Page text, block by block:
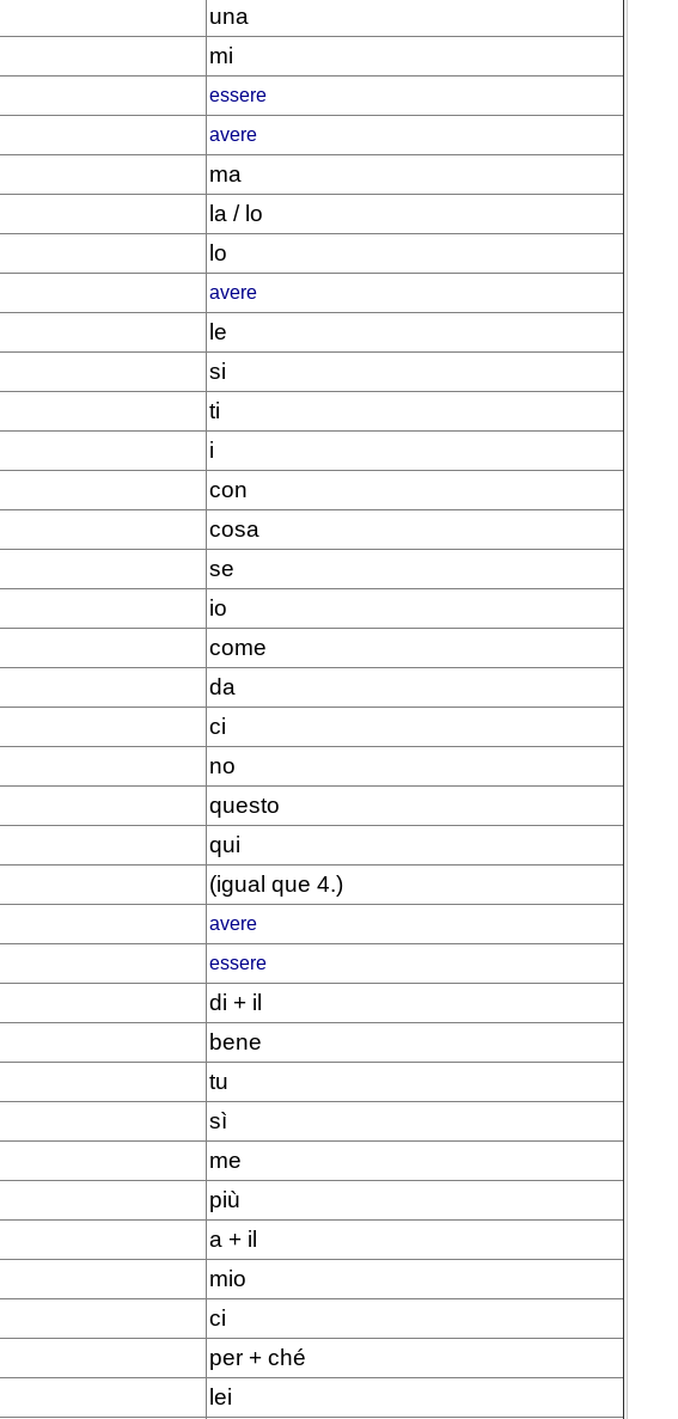
una
mi
essere
avere
ma
la / lo
lo
avere
le
si
ti
i
con
cosa
se
io
come
da
ci
no
questo
qui
(igual que 4.)
avere
essere
di + il
bene
tu
sì
me
più
a + il
mio
ci
per + ché
lei